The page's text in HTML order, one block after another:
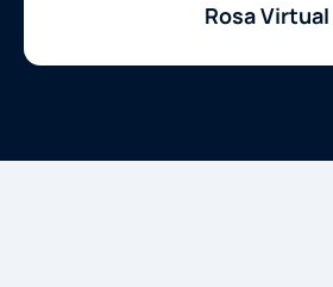
Rosa Virtual